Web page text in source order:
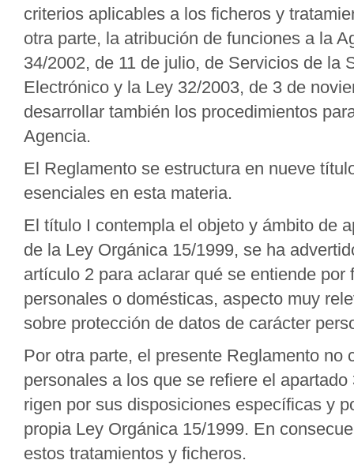
criterios aplicables a los ficheros y
otra parte, la atribución de funciones a la
34/2002, de 11 de julio, de Servicios de la
Electrónico y la Ley 32/2003, de 3 de
desarrollar también los procedimientos
Agencia.
El Reglamento se estructura en nueve
esenciales en esta materia.
El título I contempla el objeto y ámbito de
de la Ley Orgánica 15/1999, se ha
artículo 2 para aclarar qué se entiende
personales o domésticas, aspecto muy
sobre protección de datos de carácter
Por otra parte, el presente Reglamento
personales a los que se refiere el
rigen por sus disposiciones específicas y
propia Ley Orgánica 15/1999. En
estos tratamientos y ficheros.